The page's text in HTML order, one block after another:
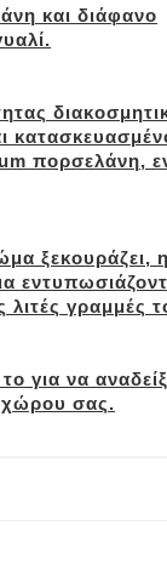
και διάφανο
πορσελάνη,
ξεκουράζει,
λιτές γραμμές
για να
χώρου σας.